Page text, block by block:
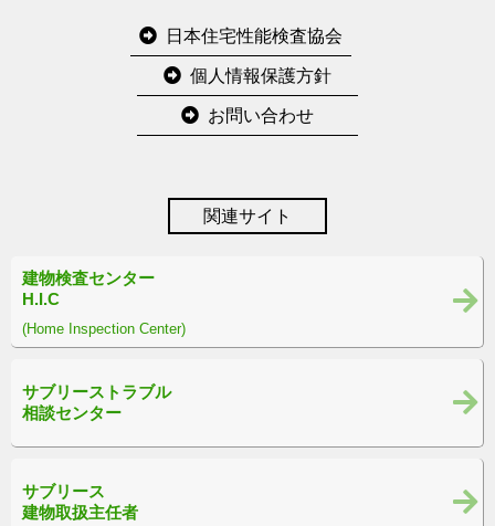
日本住宅性能検査協会
個人情報保護方針
お問い合わせ
関連サイト
建物検査センター
H.I.C
(Home Inspection Center)
サブリーストラブル
相談センター
サブリース
建物取扱主任者